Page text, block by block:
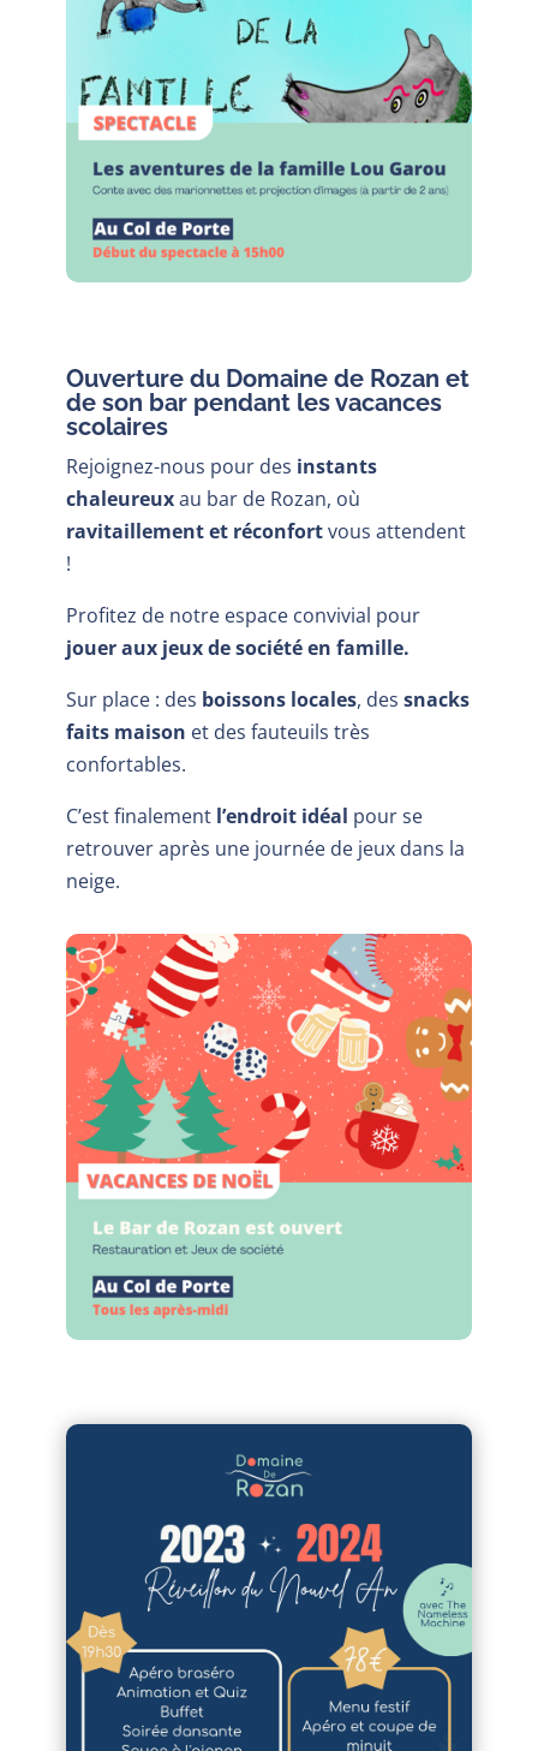
Ouverture du Domaine de Rozan et
de son bar pendant les vacances
scolaires
Rejoignez-nous pour des instants
chaleureuxau bar de Rozan, où
ravitaillement et réconfortvous attendent
!
Profitez de notre espace convivial pour
jouer aux jeux de société en famille.
Sur place : des boissons locales, des snacks
faits maison et des fauteuils très
confortables.
C’est finalementl’endroit idéal pour se
retrouver après une journée de jeux dans la
neige.